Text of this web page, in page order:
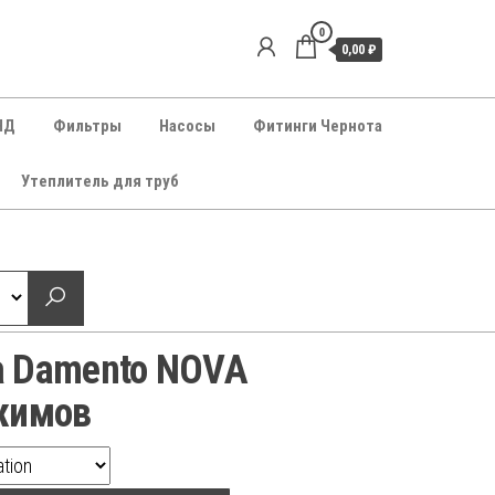
0
0,00 ₽
Фильтры Насосы Фитинги Чернота
Утеплитель для труб
NOVA